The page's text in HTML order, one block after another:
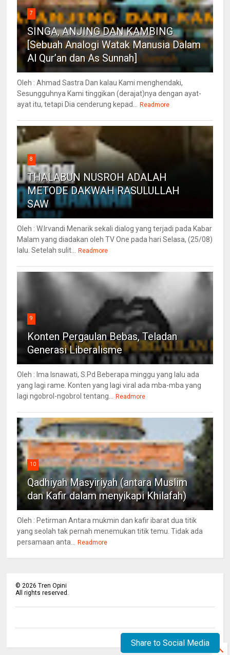
7
SINGA, ANJING DAN KAMBING
[Sebuah Analogi Watak Manusia Dalam
Al Qur’an dan As Sunnah]
Oleh : Ahmad Sastra Dan kalau Kami menghendaki,
Sesungguhnya Kami tinggikan (derajat)nya dengan ayat-
ayat itu, tetapi Dia cenderung kepad... Readmore
8
THALABUN NUSROH ADALAH
METODE DAKWAH RASULULLAH
SAW
Oleh : W.Irvandi Menarik sekali dialog yang terjadi pada Kabar
Malam yang diadakan oleh TV One pada hari Selasa, (25/08)
lalu. Setelah sulit... Readmore
9
Konten Pergaulan Bebas, Teladan
Generasi Liberalisme
Oleh : Ima Isnawati, S.Pd Beberapa minggu yang lalu ada
yang lagi rame. Konten yang lagi viral ada mba-mba yang
lagi ngobrol-ngobrol tentang... Readmore
10
Qadhiyah Masyiriyah (antara Muslim
dan Kafir dalam menyikapi Khilafah)
Oleh : Petirman Antara mukmin dan kafir ibarat dua titik
yang seolah tak pernah menemukan titik temu. Tidak ada
persamaan anta... Readmore
©2026 Tren Opini
All rights reserved.
Share to Social Media